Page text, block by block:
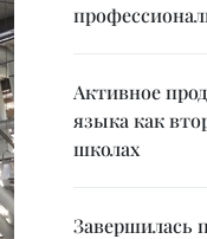
Активное
языка как
школах
Завершилась